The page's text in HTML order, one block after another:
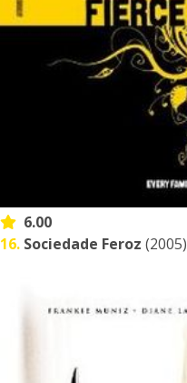
6.00
16. Sociedade Feroz (2005)